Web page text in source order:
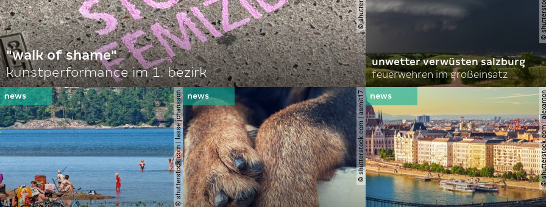
"walk of shame"
kunstperformance im 1. bezirk
unwetter verwüsten salzburg
feuerwehren im großeinsatz
© shutterstock.com | lasse johansson © shutterstock.com | asmit17 ©